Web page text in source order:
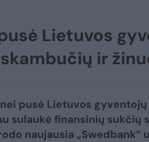
Lietuvos
ir
pusė Lietuvos
sulaukė finansinių sukčių
naujausia „Swedbank“